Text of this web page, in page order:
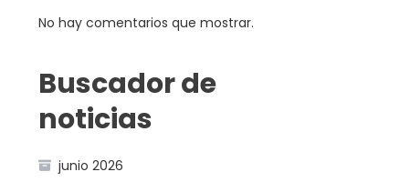
No hay comentarios que mostrar.
Buscador de
noticias
junio 2026